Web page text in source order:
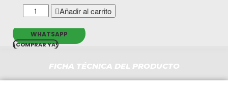
$140.000.
LLANTA
MOTO
CR300
2.75-
18
cantidad
Añadir al carrito
WHATSAPP
¡COMPRAR YA!
FICHA TÉCNICA DEL PRODUCTO